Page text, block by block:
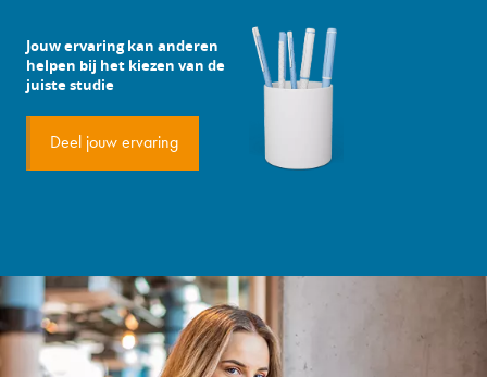
Jouw ervaring kan anderen
helpen bij het kiezen van de
juiste studie
Deel jouw ervaring